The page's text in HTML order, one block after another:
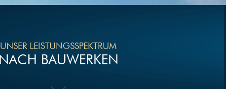
UNSER LEISTUNGSSPEKTRUM
NACH BAUWERKEN